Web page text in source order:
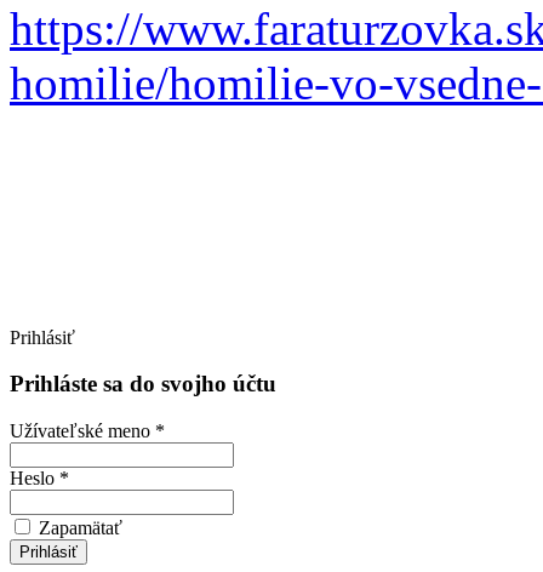
https://
homilie/homilie-vo-
Prihlásiť
Prihláste sa do svojho účtu
Užívateľské meno *
Heslo *
Zapamätať